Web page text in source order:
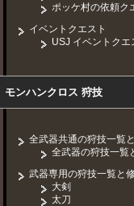
ポッケ村の依頼ク
イベントクエスト
USJ イベントクエ
モンハンクロス 狩技
全武器共通の狩技一覧
全武器の狩技一覧
武器専用の狩技一覧と
大剣
太刀